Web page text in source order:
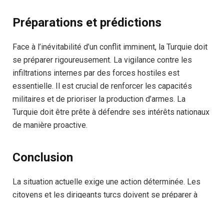
Préparations et prédictions
Face à l’inévitabilité d’un conflit imminent, la Turquie doit
se préparer rigoureusement. La vigilance contre les
infiltrations internes par des forces hostiles est
essentielle. Il est crucial de renforcer les capacités
militaires et de prioriser la production d’armes. La
Turquie doit être prête à défendre ses intérêts nationaux
de manière proactive.
Conclusion
La situation actuelle exige une action déterminée. Les
citoyens et les dirigeants turcs doivent se préparer à